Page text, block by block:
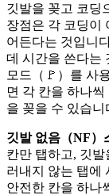
깃발을 꽂고 코딩
장점은 각 코딩이
어든다는 것입니
데 시간을 쓴다는
모드（🚩）를 사
면 각 칸을 하나
을 꽂을 수 있습니
깃발 없음（NF）
칸만 탭하고, 깃발
러내지 않는 탭에
안전한 칸을 하나